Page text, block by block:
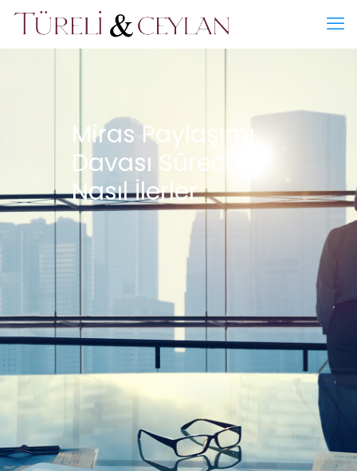
Miras Paylaşımı
Davası Süreci
Nasıl İlerler